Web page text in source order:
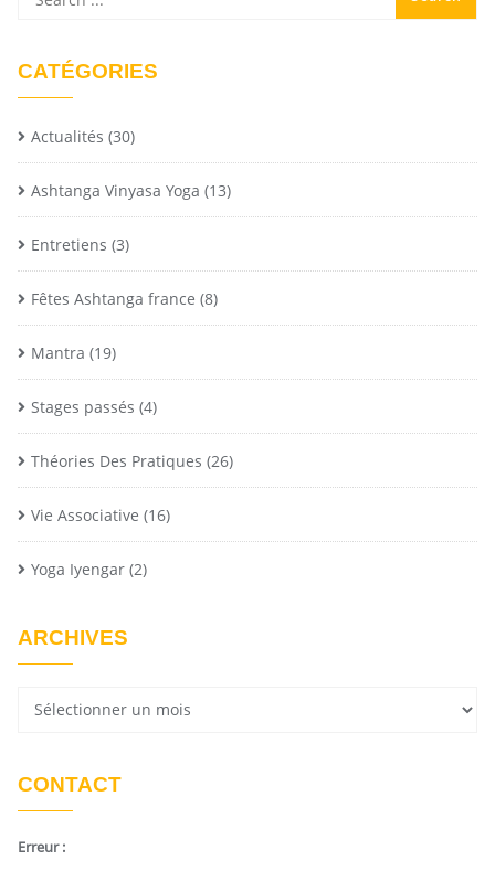
CATÉGORIES
Actualités (30)
Ashtanga Vinyasa Yoga (13)
Entretiens (3)
Fêtes Ashtanga france (8)
Mantra (19)
Stages passés (4)
Théories Des Pratiques (26)
Vie Associative (16)
Yoga Iyengar (2)
ARCHIVES
CONTACT
Erreur :